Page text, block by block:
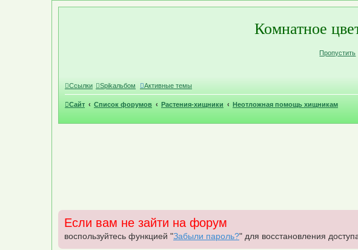
Комнатное
Пропустить
Ссылки Spikальбом Активные темы
Сайт Список форумов Растения-хищники Неотложная помощь хищникам
Если вам не зайти на форум
воспользуйтесь функцией "Забыли пароль?" для восстановления